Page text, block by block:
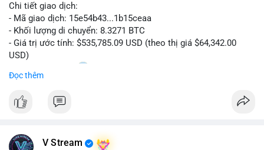
📰 Nguồn: CoinDesk
Chi tiết giao dịch:
- Mã giao dịch: 15e54b43...1b15ceaa
- Khối lượng di chuyển: 8.3271 BTC
- Giá trị ước tính: $535,785.09 USD (theo thị giá $64,342.00
USD)
- Thời gian: 04:20
Nhận định phân tích: Giao dịch 8.3271 BTC trị giá hơn nửa triệu
USD được thực hiện trong khung giờ sáng sớm, cho thấy dấu
đủ tạo áp lực bán trực tiếp lên thị trường nhưng phản ánh tâm
Đọc thêm
V Stream